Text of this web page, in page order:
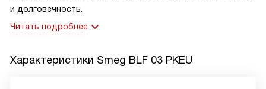
и долговечность.
Читать подробнее
Характеристики Smeg BLF 03 PKEU